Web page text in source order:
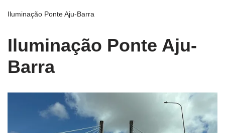
Iluminação Ponte Aju-Barra
Iluminação Ponte Aju-
Barra